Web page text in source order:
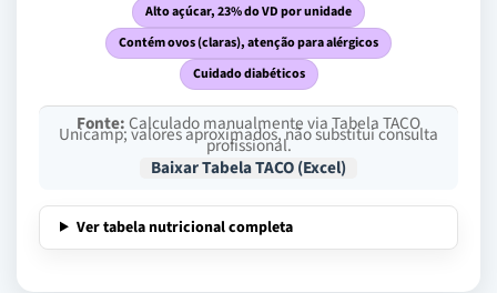
Alto açúcar, 23% do VD por unidade
Contém ovos (claras), atenção para alérgicos
Cuidado diabéticos
Fonte:Calculado manualmente via Tabela TACO
Unicamp; valores aproximados, não substitui consulta
profissional.
Baixar Tabela TACO (Excel)
Ver tabela nutricional completa